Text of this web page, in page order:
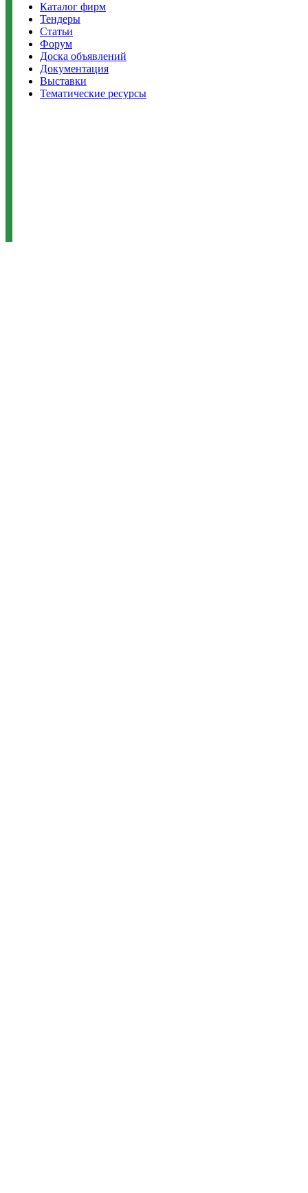
Каталог фирм
Тендеры
Статьи
Форум
Доска объявлений
Документация
Выставки
Тематические ресурсы